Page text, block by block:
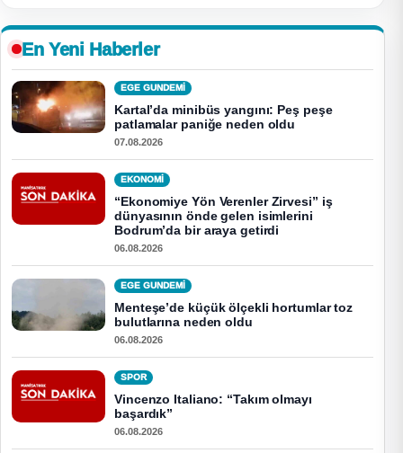
En Yeni Haberler
EGE GUNDEMİ
Kartal’da minibüs yangını: Peş peşe
patlamalar paniğe neden oldu
07.08.2026
EKONOMI
“Ekonomiye Yön Verenler Zirvesi” iş
dünyasının önde gelen isimlerini
Bodrum’da bir araya getirdi
06.08.2026
EGE GUNDEMİ
Menteşe’de küçük ölçekli hortumlar toz
bulutlarına neden oldu
06.08.2026
SPOR
Vincenzo Italiano: “Takım olmayı
başardık”
06.08.2026